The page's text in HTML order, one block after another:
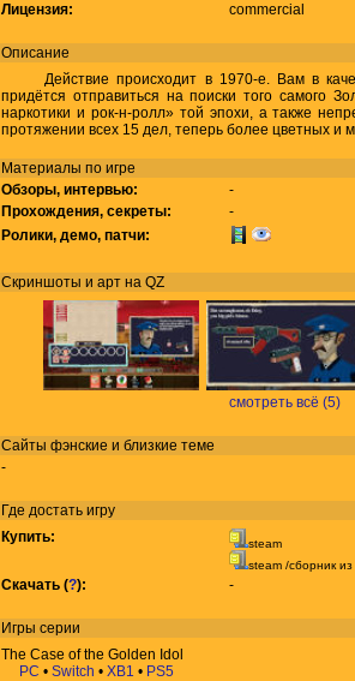
Лицензия:
commercial
Описание
Действие происходит в 1970-е. Вам в
придётся отправиться на поиски того самого
наркотики и рок-н-ролл» той эпохи, а также
протяжении всех 15 дел, теперь более цветных и
Материалы по игре
Обзоры, интервью:
-
Прохождения, секреты:
-
Ролики, демо, патчи:
Скриншоты и арт на QZ
смотреть всё (5)
Сайты фэнские и близкие теме
-
Где достать игру
Купить:
steam
steam /сборник
Скачать (?): -
Игры серии
The Case of the Golden Idol
PC • Switch • XB1 • PS5